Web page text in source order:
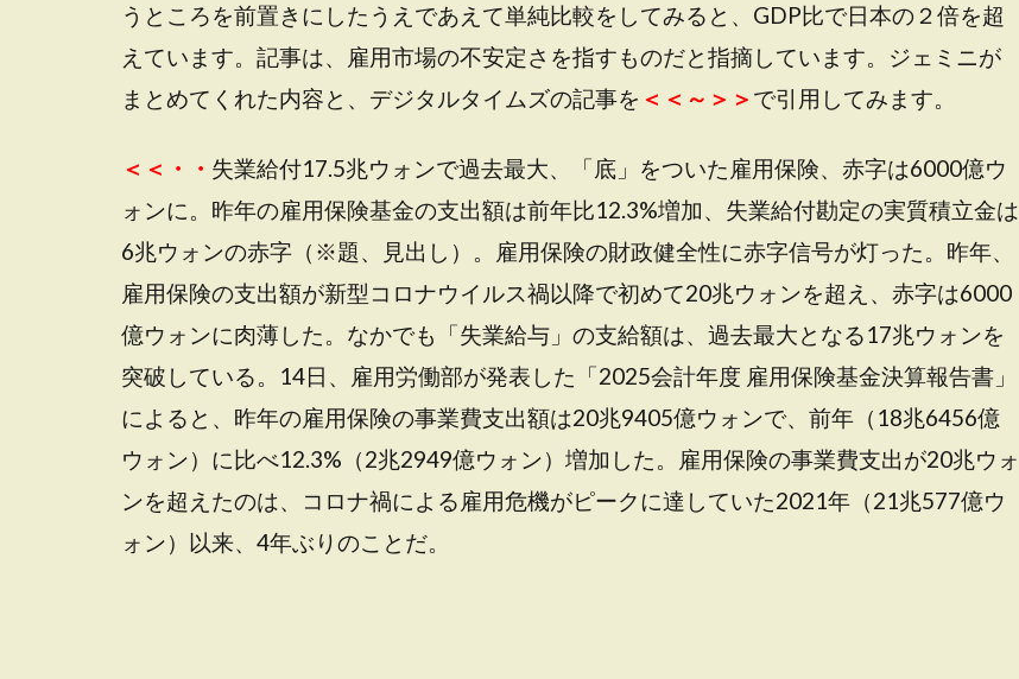
うところを前置きにしたうえであえて単純比較をしてみると、GDP比で日本の２倍を超
えています。記事は、雇用市場の不安定さを指すものだと指摘しています。ジェミニが
まとめてくれた内容と、デジタルタイムズの記事を ＜＜～＞＞ で引用してみます。
＜＜・・ 失業給付17.5兆ウォンで過去最大、「底」をついた雇用保険、赤字は6000億ウ
ォンに。昨年の雇用保険基金の支出額は前年比12.3%増加、失業給付勘定の実質積立金は
6兆ウォンの赤字（※題、見出し）。雇用保険の財政健全性に赤字信号が灯った。昨年、
雇用保険の支出額が新型コロナウイルス禍以降で初めて20兆ウォンを超え、赤字は6000
億ウォンに肉薄した。なかでも「失業給与」の支給額は、過去最大となる17兆ウォンを
突破している。14日、雇用労働部が発表した「2025会計年度 雇用保険基金決算報告書」
によると、昨年の雇用保険の事業費支出額は20兆9405億ウォンで、前年（18兆6456億
ウォン）に比べ12.3%（2兆2949億ウォン）増加した。雇用保険の事業費支出が20兆ウォ
ンを超えたのは、コロナ禍による雇用危機がピークに達していた2021年（21兆577億ウ
ォン）以来、4年ぶりのことだ。